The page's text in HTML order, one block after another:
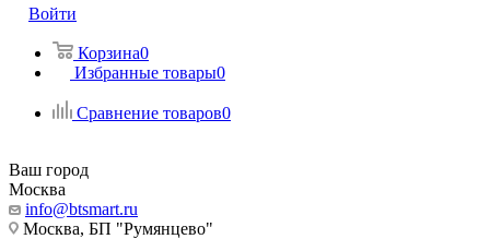
Войти
Корзина0
Избранные товары0
Сравнение товаров0
Ваш город
Москва
info@btsmart.ru
Москва, БП "Румянцево"